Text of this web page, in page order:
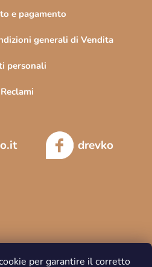
per garantire il corretto
e pagamento
generali di Vendita
personali
Reclami
drevko